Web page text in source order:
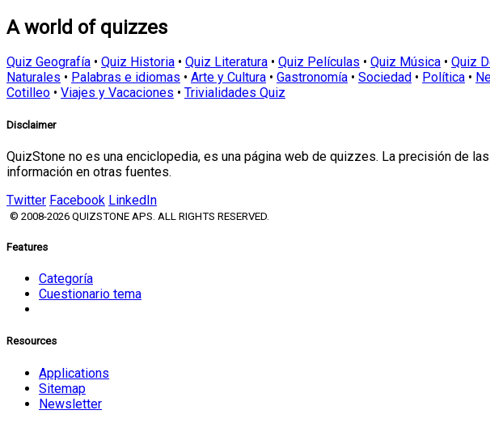
A world of quizzes
Quiz Geografía • Quiz Historia • Quiz Literatura • Quiz Películas • Quiz Música • Quiz
Naturales • Palabras e idiomas • Arte y Cultura • Gastronomía • Sociedad • Política •
Cotilleo • Viajes y Vacaciones • Trivialidades Quiz
Disclaimer
QuizStone no es una enciclopedia, es una página web de quizzes. La precisión de
información en otras fuentes.
Twitter Facebook LinkedIn
© 2008-2026 QUIZSTONE APS. ALL RIGHTS RESERVED.
Features
Categoría
Cuestionario tema
Resources
Applications
Sitemap
Newsletter